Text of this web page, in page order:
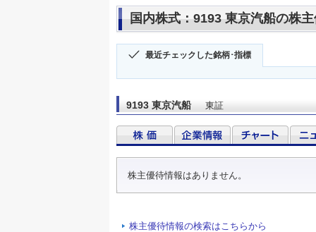
国内株式：9193 東京汽船の株
最近チェックした銘柄･指標
9193 東京汽船 東証
株主優待情報はありません。
株主優待情報の検索はこちらから